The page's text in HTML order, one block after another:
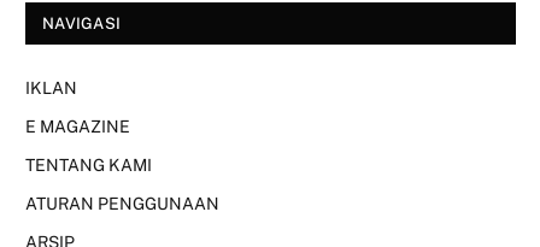
NAVIGASI
IKLAN
E MAGAZINE
TENTANG KAMI
ATURAN PENGGUNAAN
ARSIP